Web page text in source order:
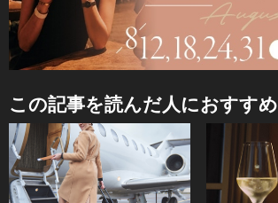
この記事を読んだ人におすすめ